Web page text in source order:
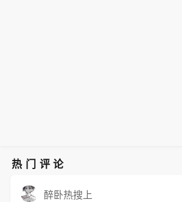
热门评论
醉卧热搜上